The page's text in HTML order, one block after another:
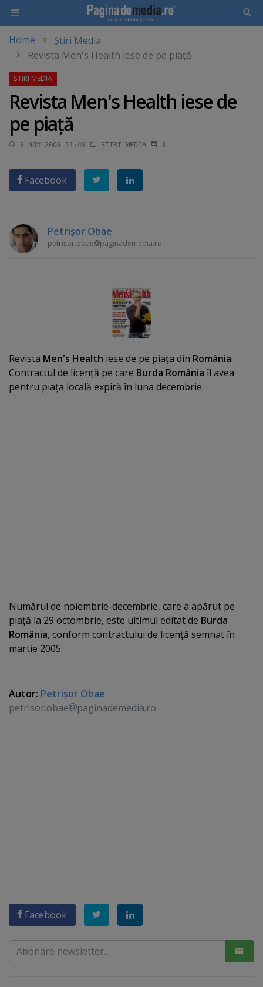
main
Home
Știri Media
Revista Men's Health iese de pe piaţă
Revista Men's Health iese de
pe piaţă
3 NOV 2009 11:49 ȘTIRI MEDIA 3
Facebook
Petrişor Obae
petrisor.obae paginademedia.ro
Revista Men's Health iese de pe piaţa din România.
Contractul de licenţă pe care Burda România îl avea
pentru piaţa locală expiră în luna decembrie.
Numărul de noiembrie-decembrie, care a apărut pe
piaţă la 29 octombrie, este ultimul editat de Burda
România, conform contractului de licenţă semnat în
martie 2005.
Autor: Petrişor Obae
petrisor.obae
paginademedia.ro
Facebook